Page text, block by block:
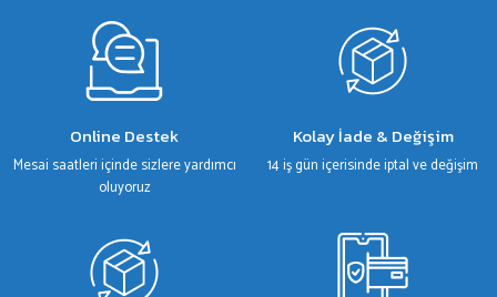
Online Destek
Mesai saatleri içinde sizlere yardımcı
oluyoruz
Kolay İade & Değişim
14 iş gün içerisinde iptal ve değişim